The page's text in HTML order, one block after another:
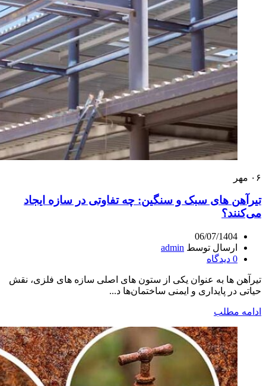
۰۶ مهر
تیرآهن‌ های سبک و سنگین: چه تفاوتی در سازه ایجاد
می‌کنند؟
06/07/1404
ارسال توسط admin
0 دیدگاه
تیرآهن‌ ها به‌ عنوان یکی از ستون‌ های اصلی سازه‌ های فلزی، نقش
حیاتی در پایداری و ایمنی ساختمان‌ها د...
ادامه مطلب